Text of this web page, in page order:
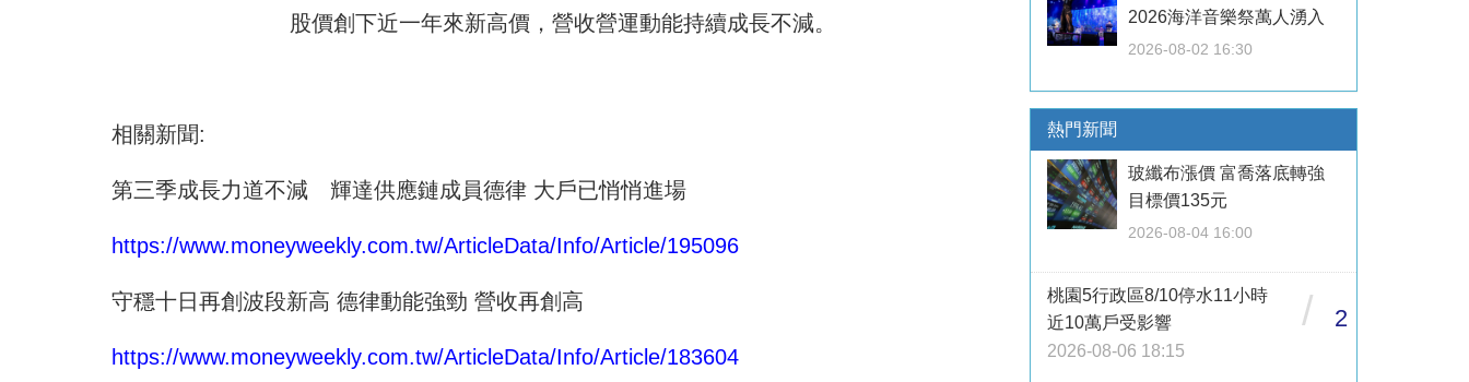
股價創下近一年來新高價，營收營運動能持續成長不減。
相關新聞:
第三季成長力道不減 輝達供應鏈成員德律 大戶已悄悄進場
https://www.moneyweekly.com.tw/ArticleData/Info/Article/195096
守穩十日再創波段新高 德律動能強勁 營收再創高
https://www.moneyweekly.com.tw/ArticleData/Info/Article/183604
2026海洋音樂祭萬人湧入
2026-08-02 16:30
熱門新聞
玻纖布漲價 富喬落底轉強
目標價135元
2026-08-04 16:00
桃園5行政區8/10停水11小時
近10萬戶受影響
2026-08-06 18:15
/ 2